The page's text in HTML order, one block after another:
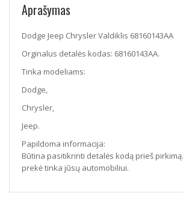
Aprašymas
Dodge Jeep Chrysler Valdiklis 68160143AA
Orginalus detalės kodas: 68160143AA.
Tinka modeliams:
Dodge,
Chrysler,
Jeep.
Papildoma informacija:
Būtina pasitikrinti detalės kodą prieš
prekė tinka jūsų automobiliui.